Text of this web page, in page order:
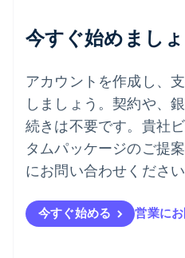
今すぐ始めましょ
アカウントを作成し、
しましょう。契約や、
続きは不要です。貴社
タムパッケージのご提
にお問い合わせください
今すぐ始める 営業に
ドイツ
ニュージーランド
English
ノルウェー
English
ハンガリー
English
フィンランド
ブラジル
PortuguêsEnglish
フランス